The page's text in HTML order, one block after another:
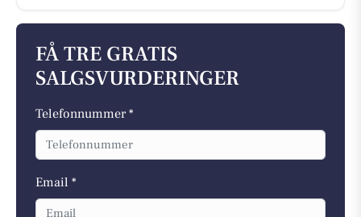
FÅ TRE GRATIS
SALGSVURDERINGER
Telefonnummer *
Email *